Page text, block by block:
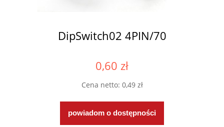
DipSwitch02 4PIN/70
0,60 zł
Cena netto: 0,49 zł
powiadom o dostępności